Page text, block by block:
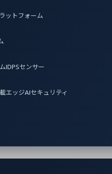
ットフォーム
IDPSセンサー
エッジAIセキュリティ
対応が効率化され、OEM
開発の加速を実現します。